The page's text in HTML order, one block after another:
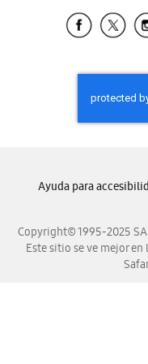
Copyright© 1995-2025
Este sitio se ve mejor
Ayuda para